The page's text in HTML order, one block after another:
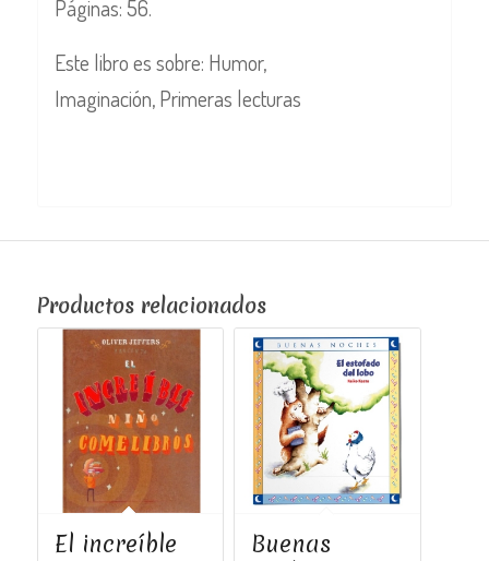
Páginas: 56.
Este libro es sobre: Humor,
Imaginación, Primeras lecturas
Productos relacionados
El increíble
Buenas